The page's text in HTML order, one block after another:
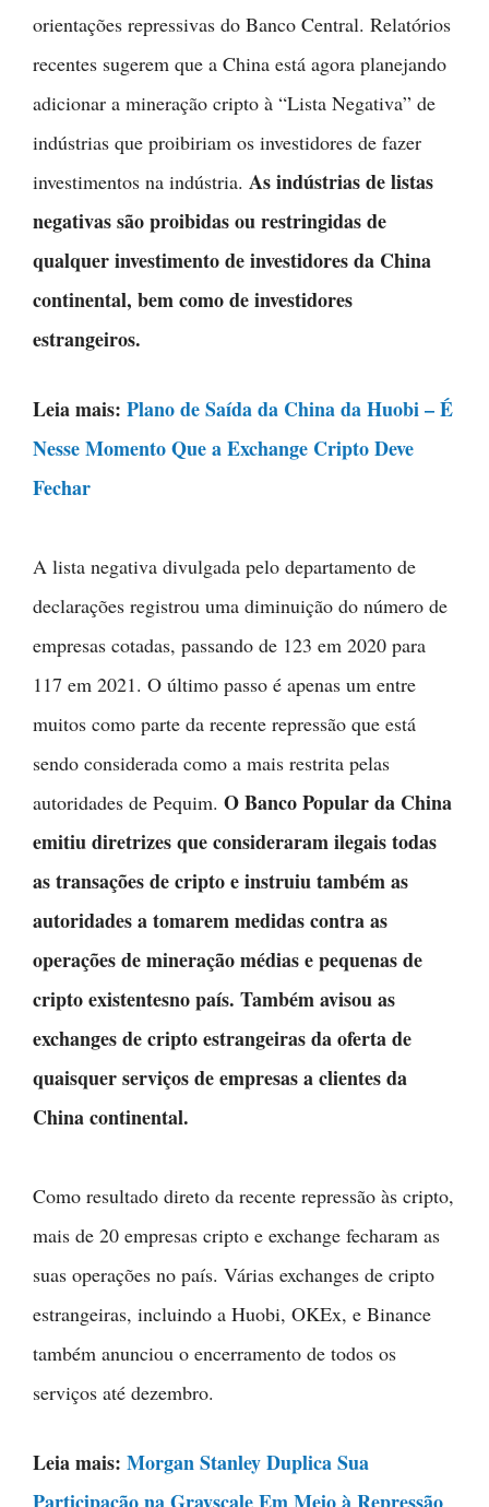
orientações repressivas do Banco Central. Relatórios
recentes sugerem que a China está agora planejando
adicionar a mineração cripto à “Lista Negativa” de
indústrias que proibiriam os investidores de fazer
investimentos na indústria. As indústrias de listas
negativas são proibidas ou restringidas de
qualquer investimento de investidores da China
continental, bem como de investidores
estrangeiros.
Leia mais: Plano de Saída da China da Huobi – É
Nesse Momento Que a Exchange Cripto Deve
Fechar
A lista negativa divulgada pelo departamento de
declarações registrou uma diminuição do número de
empresas cotadas, passando de 123 em 2020 para
117 em 2021. O último passo é apenas um entre
muitos como parte da recente repressão que está
sendo considerada como a mais restrita pelas
autoridades de Pequim. O Banco Popular da China
emitiu diretrizes que consideraram ilegais todas
as transações de cripto e instruiu também as
autoridades a tomarem medidas contra as
operações de mineração médias e pequenas de
cripto existentesno país. Também avisou as
exchanges de cripto estrangeiras da oferta de
quaisquer serviços de empresas a clientes da
China continental.
Como resultado direto da recente repressão às cripto,
mais de 20 empresas cripto e exchange fecharam as
suas operações no país. Várias exchanges de cripto
estrangeiras, incluindo a Huobi, OKEx, e Binance
também anunciou o encerramento de todos os
serviços até dezembro.
Leia mais: Morgan Stanley Duplica Sua